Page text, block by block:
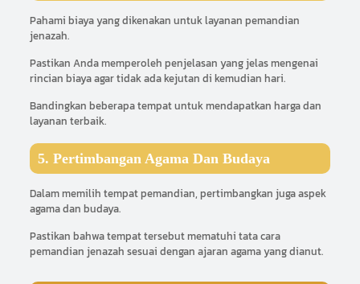
Pahami biaya yang dikenakan untuk layanan pemandian
jenazah.
Pastikan Anda memperoleh penjelasan yang jelas mengenai
rincian biaya agar tidak ada kejutan di kemudian hari.
Bandingkan beberapa tempat untuk mendapatkan harga dan
layanan terbaik.
5. Pertimbangan Agama Dan Budaya
Dalam memilih tempat pemandian, pertimbangkan juga aspek
agama dan budaya.
Pastikan bahwa tempat tersebut mematuhi tata cara
pemandian jenazah sesuai dengan ajaran agama yang dianut.